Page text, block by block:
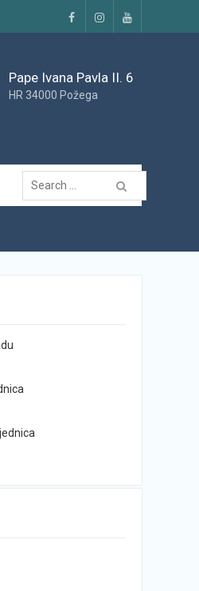
FacebookInstagramYouTube
Pape Ivana Pavla II. 6
HR 34000 Požega
Traži...